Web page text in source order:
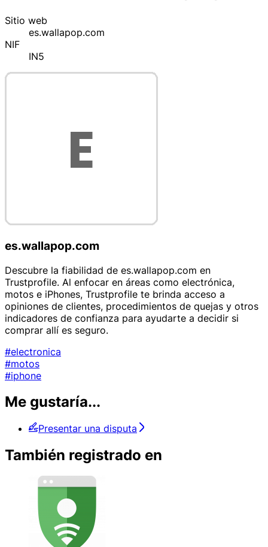
Sitio web
es.wallapop.com
NIF
IN5
es.wallapop.com
Descubre la fiabilidad de es.wallapop.com en
Trustprofile. Al enfocar en áreas como electrónica,
motos e iPhones, Trustprofile te brinda acceso a
opiniones de clientes, procedimientos de quejas y otros
indicadores de confianza para ayudarte a decidir si
comprar allí es seguro.
#electronica
#motos
#iphone
Me gustaría...
Presentar una disputa
También registrado en